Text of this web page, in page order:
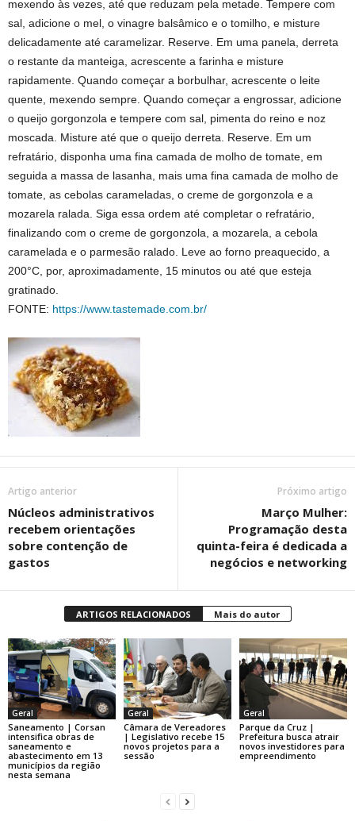
mexendo às vezes, até que reduzam pela metade. Tempere com
sal, adicione o mel, o vinagre balsâmico e o tomilho, e misture
delicadamente até caramelizar. Reserve. Em uma panela, derreta
o restante da manteiga, acrescente a farinha e misture
rapidamente. Quando começar a borbulhar, acrescente o leite
quente, mexendo sempre. Quando começar a engrossar, adicione
o queijo gorgonzola e tempere com sal, pimenta do reino e noz
moscada. Misture até que o queijo derreta. Reserve. Em um
refratário, disponha uma fina camada de molho de tomate, em
seguida a massa de lasanha, mais uma fina camada de molho de
tomate, as cebolas carameladas, o creme de gorgonzola e a
mozarela ralada. Siga essa ordem até completar o refratário,
finalizando com o creme de gorgonzola, a mozarela, a cebola
caramelada e o parmesão ralado. Leve ao forno preaquecido, a
200°C, por, aproximadamente, 15 minutos ou até que esteja
gratinado.
FONTE: https://www.tastemade.com.br/
Artigo anterior
Núcleos administrativos
recebem orientações
sobre contenção de
gastos
Próximo artigo
Março Mulher:
Programação desta
quinta-feira é dedicada a
negócios e networking
ARTIGOS RELACIONADOS Mais do autor
Geral
Saneamento | Corsan
intensifica obras de
saneamento e
abastecimento em 13
municípios da região
nesta semana
Geral
Câmara de Vereadores
| Legislativo recebe 15
novos projetos para a
sessão
Geral
Parque da Cruz |
Prefeitura busca atrair
novos investidores para
empreendimento